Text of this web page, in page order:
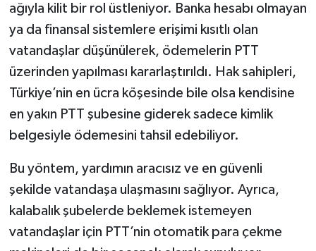
ağıyla kilit bir rol üstleniyor. Banka hesabı olmayan
ya da finansal sistemlere erişimi kısıtlı olan
vatandaşlar düşünülerek, ödemelerin PTT
üzerinden yapılması kararlaştırıldı. Hak sahipleri,
Türkiye’nin en ücra köşesinde bile olsa kendisine
en yakın PTT şubesine giderek sadece kimlik
belgesiyle ödemesini tahsil edebiliyor.
Bu yöntem, yardımın aracısız ve en güvenli
şekilde vatandaşa ulaşmasını sağlıyor. Ayrıca,
kalabalık şubelerde beklemek istemeyen
vatandaşlar için PTT’nin otomatik para çekme